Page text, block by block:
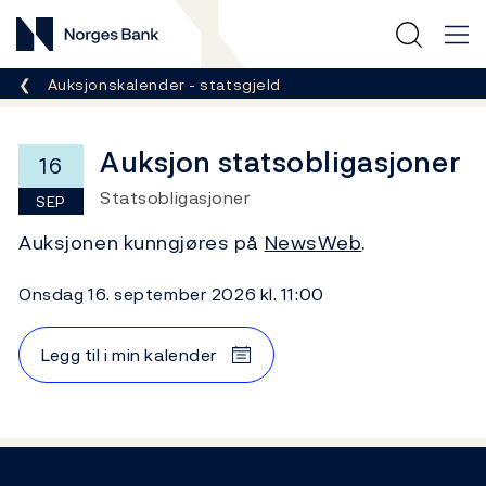
Norges Bank
Her er du nå:
Auksjonskalender - statsgjeld
16
SEP
Auksjon statsobligasjoner
Statsobligasjoner
Auksjonen kunngjøres på NewsWeb.
onsdag 16. september 2026 kl. 11:00
Legg til i min kalender